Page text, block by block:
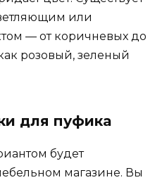
или
— от коричневых до
розовый, зеленый
для пуфика
будет
магазине. Вы